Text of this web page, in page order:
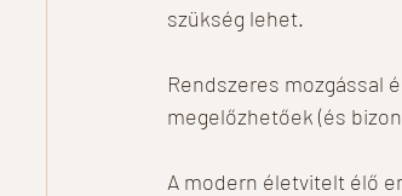
szükség lehet.
Rendszeres mozgással
megelőzhetőek (és
A modern életvitelt élő